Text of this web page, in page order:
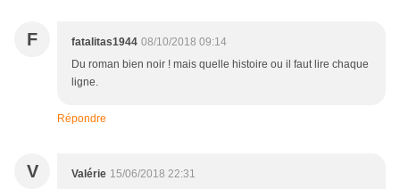
F fatalitas1944 08/10/2018 09:14
Du roman bien noir ! mais quelle histoire ou il faut lire chaque
ligne.
Répondre
V Valérie 15/06/2018 22:31